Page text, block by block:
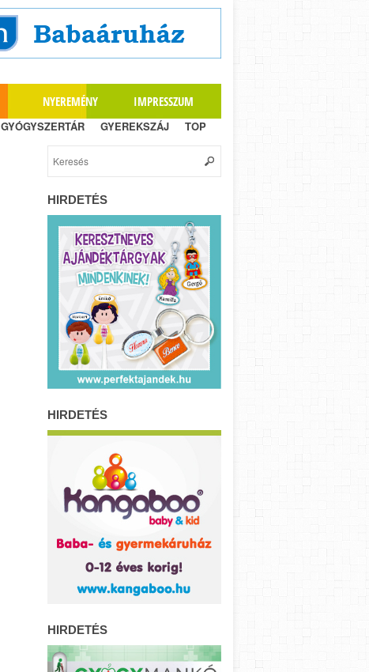
NYEREMÉNY IMPRESSZUM
GYÓGYSZERTÁR GYEREKSZÁJ TOP
HIRDETÉS
HIRDETÉS
HIRDETÉS